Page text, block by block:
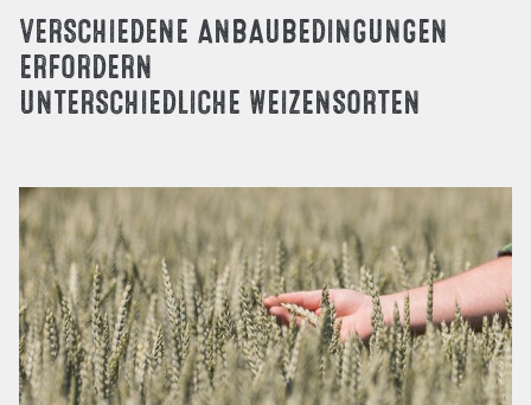
VERSCHIEDENE ANBAUBEDINGUNGEN
ERFORDERN
UNTERSCHIEDLICHE WEIZENSORTEN